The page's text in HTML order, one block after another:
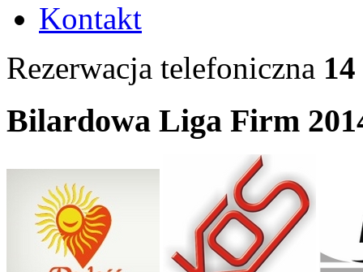
Kontakt
Rezerwacja telefoniczna
Bilardowa Liga Firm